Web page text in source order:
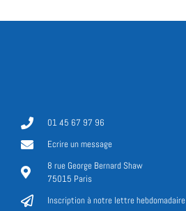
01 45 67 97 96
Ecrire un message
8 rue George Bernard Shaw
75015 Paris
Inscription à notre lettre hebdomadaire